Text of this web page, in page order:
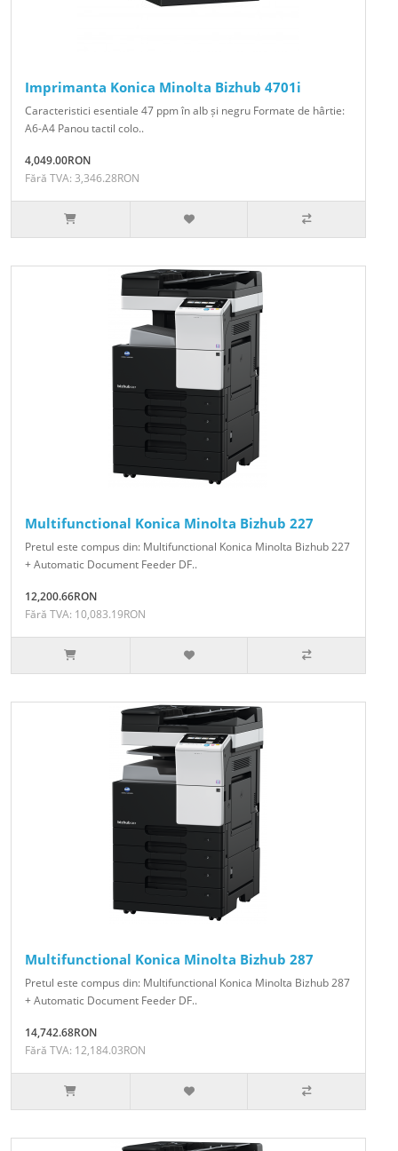
Imprimanta Konica Minolta Bizhub 4701i
Caracteristici esentiale 47 ppm în alb și negru Formate de hârtie:
A6-A4 Panou tactil colo..
4,049.00RON
Fără TVA: 3,346.28RON
Multifunctional Konica Minolta Bizhub 227
Pretul este compus din: Multifunctional Konica Minolta Bizhub 227
+ Automatic Document Feeder DF..
12,200.66RON
Fără TVA: 10,083.19RON
Multifunctional Konica Minolta Bizhub 287
Pretul este compus din: Multifunctional Konica Minolta Bizhub 287
+ Automatic Document Feeder DF..
14,742.68RON
Fără TVA: 12,184.03RON